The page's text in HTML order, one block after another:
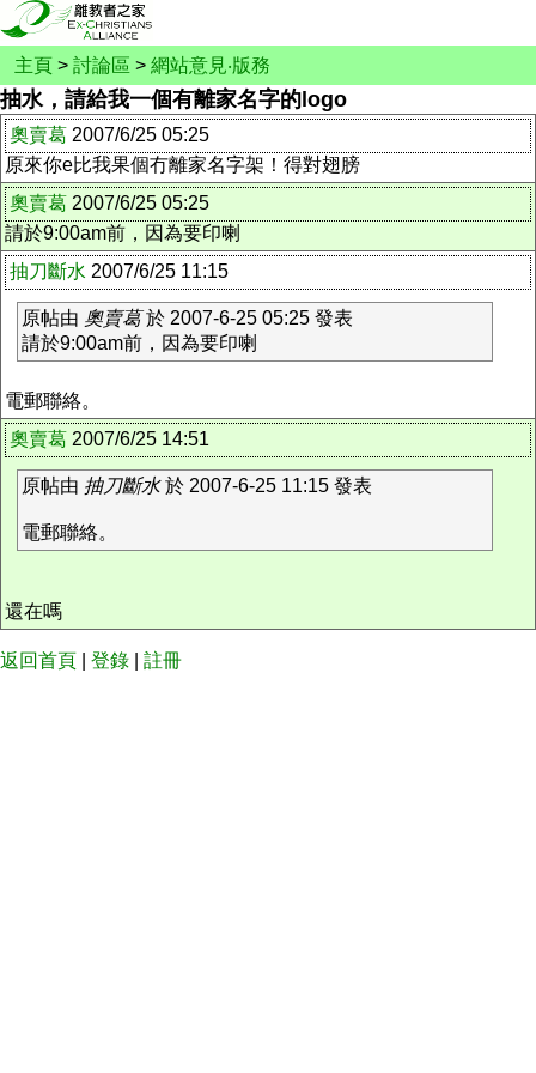
主頁 > 討論區 > 網站意見‧版務
抽水，請給我一個有離家名字的logo
奧賣葛 2007/6/25 05:25
原來你e比我果個冇離家名字架！得對翅膀
奧賣葛 2007/6/25 05:25
請於9:00am前，因為要印喇
抽刀斷水 2007/6/25 11:15
原帖由 奧賣葛於 2007-6-25 05:25 發表
請於9:00am前，因為要印喇
電郵聯絡。
奧賣葛 2007/6/25 14:51
原帖由 抽刀斷水於 2007-6-25 11:15 發表
電郵聯絡。
還在嗎
返回首頁 登錄 註冊